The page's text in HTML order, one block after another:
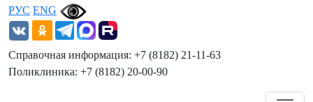
РУС ENG
Справочная информация: +7 (8182) 21-11-63
Поликлиника: +7 (8182) 20-00-90